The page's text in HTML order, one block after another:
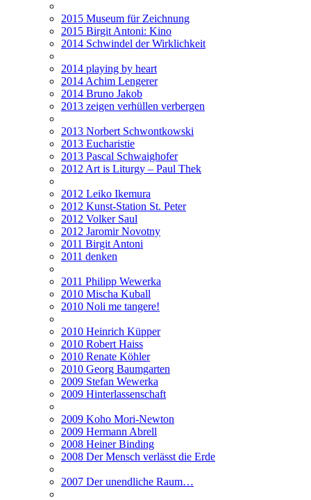
2015 Museum für Zeichnung
2015 Birgit Antoni: Kino
2014 Schwindel der Wirklichkeit
2014 playing by heart
2014 Achim Lengerer
2014 Bruno Jakob
2013 zeigen verhüllen verbergen
2013 Norbert Schwontkowski
2013 Eucharistie
2013 Pascal Schwaighofer
2012 Art is Liturgy – Paul Thek
2012 Leiko Ikemura
2012 Kunst-Station St. Peter
2012 Volker Saul
2012 Jaromir Novotny
2011 Birgit Antoni
2011 denken
2011 Philipp Wewerka
2010 Mischa Kuball
2010 Noli me tangere!
2010 Heinrich Küpper
2010 Robert Haiss
2010 Renate Köhler
2010 Georg Baumgarten
2009 Stefan Wewerka
2009 Hinterlassenschaft
2009 Koho Mori-Newton
2009 Hermann Abrell
2008 Heiner Binding
2008 Der Mensch verlässt die Erde
2007 Der unendliche Raum…